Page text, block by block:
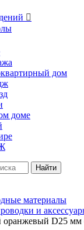

дом
доме
Найти
материалы
и
оранжевый D25 мм